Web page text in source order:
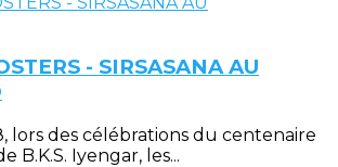
- SIRSASANA AU
lors des célébrations du centenaire
B.K.S. Iyengar, les...